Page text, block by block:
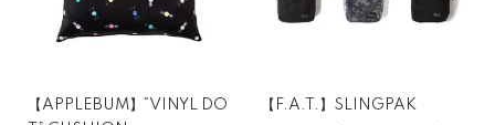
【APPLEBUM】“VINYL DO
【F.A.T.】SLINGPAK